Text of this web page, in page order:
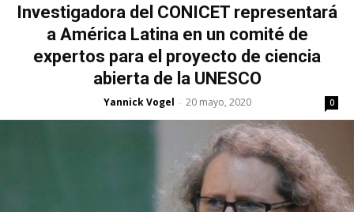
Investigadora del CONICET representará
a América Latina en un comité de
expertos para el proyecto de ciencia
abierta de la UNESCO
Yannick Vogel - 20 mayo, 2020 0